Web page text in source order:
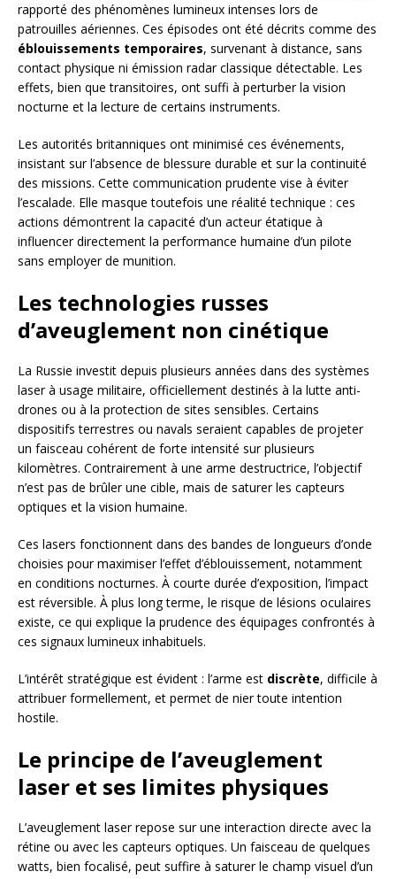
rapporté des phénomènes lumineux intenses lors de
patrouilles aériennes. Ces épisodes ont été décrits comme des
éblouissements temporaires, survenant à distance, sans
contact physique ni émission radar classique détectable. Les
effets, bien que transitoires, ont suffi à perturber la vision
nocturne et la lecture de certains instruments.
Les autorités britanniques ont minimisé ces événements,
insistant sur l’absence de blessure durable et sur la continuité
des missions. Cette communication prudente vise à éviter
l’escalade. Elle masque toutefois une réalité technique : ces
actions démontrent la capacité d’un acteur étatique à
influencer directement la performance humaine d’un pilote
sans employer de munition.
Les technologies russes
d’aveuglement non cinétique
La Russie investit depuis plusieurs années dans des systèmes
laser à usage militaire, officiellement destinés à la lutte anti-
drones ou à la protection de sites sensibles. Certains
dispositifs terrestres ou navals seraient capables de projeter
un faisceau cohérent de forte intensité sur plusieurs
kilomètres. Contrairement à une arme destructrice, l’objectif
n’est pas de brûler une cible, mais de saturer les capteurs
optiques et la vision humaine.
Ces lasers fonctionnent dans des bandes de longueurs d’onde
choisies pour maximiser l’effet d’éblouissement, notamment
en conditions nocturnes. À courte durée d’exposition, l’impact
est réversible. À plus long terme, le risque de lésions oculaires
existe, ce qui explique la prudence des équipages confrontés à
ces signaux lumineux inhabituels.
L’intérêt stratégique est évident : l’arme est discrète, difficile à
attribuer formellement, et permet de nier toute intention
hostile.
Le principe de l’aveuglement
laser et ses limites physiques
L’aveuglement laser repose sur une interaction directe avec la
rétine ou avec les capteurs optiques. Un faisceau de quelques
watts, bien focalisé, peut suffire à saturer le champ visuel d’un